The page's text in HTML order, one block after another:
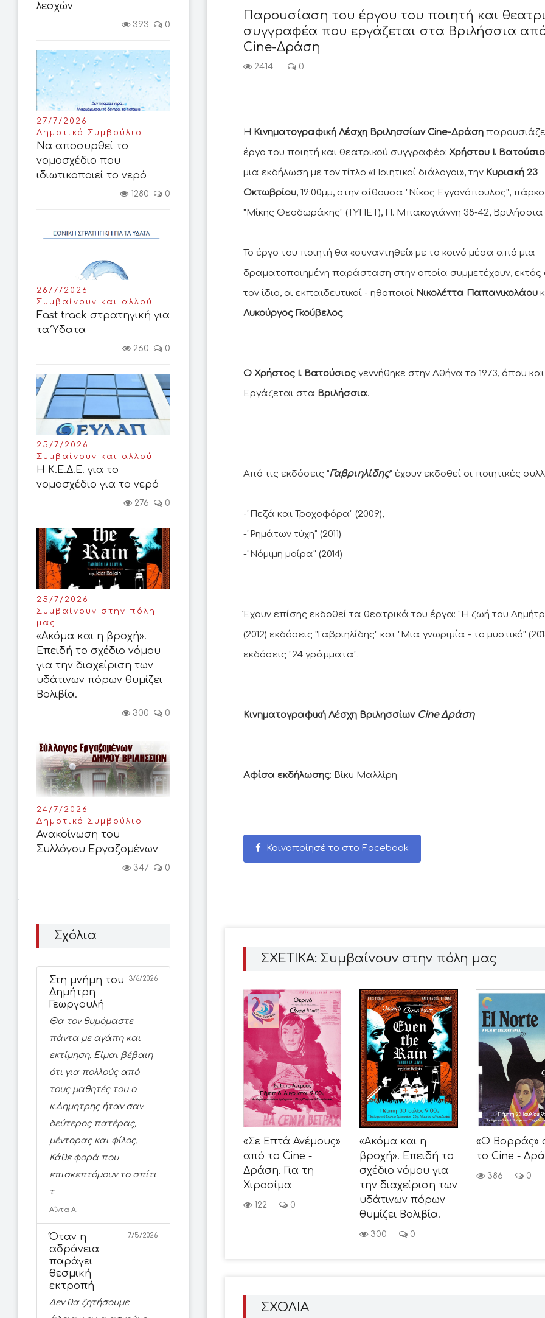
λεσχών
393 0
27/7/2026
Δημοτικό Συμβούλιο
Να αποσυρθεί το
νομοσχέδιο που
ιδιωτικοποιεί το νερό
1280 0
26/7/2026
Συμβαίνουν και αλλού
Fast track στρατηγική για
τα Ύδατα
260 0
25/7/2026
Συμβαίνουν και αλλού
Η Κ.Ε.Δ.Ε. για το
νομοσχέδιο για το νερό
276 0
25/7/2026
Συμβαίνουν στην πόλη
μας
«Ακόμα και η βροχή».
Επειδή το σχέδιο νόμου
για την διαχείριση των
υδάτινων πόρων θυμίζει
Βολιβία.
300 0
24/7/2026
Δημοτικό Συμβούλιο
Ανακοίνωση του
Συλλόγου Εργαζομένων
347 0
Σχόλια
Στη μνήμη του
Δημήτρη
Γεωργουλή
3/6/2026
Θα τον θυμόμαστε
πάντα με αγάπη και
εκτίμηση. Είμαι βέβαιη
ότι για πολλούς από
τους μαθητές του ο
κ.Δημητρης ήταν σαν
δεύτερος πατέρας,
μέντορας και φίλος.
Κάθε φορά που
επισκεπτόμουν το σπίτι
τ
Αΐντα Α.
Όταν η
αδράνεια
παράγει
θεσμική
εκτροπή
7/5/2026
Δεν θα ζητήσουμε
Παρουσίαση του έργου του ποιητή και
συγγραφέα που εργάζεται στα Βριλήσσια
Cine-Δράση
2414 0
Η Κινηματογραφική Λέσχη Βριλησσίων Cine-Δράση
έργο του ποιητή και θεατρικού συγγραφέα Χρήστου Ι.
μια εκδήλωση με τον τίτλο «Ποιητικοί διάλογοι», την Κυριακή 23
Οκτωβρίου, 19:00μμ, στην αίθουσα "Νίκος Εγγονόπουλος", πάρκο
"Μίκης Θεοδωράκης" (ΤΥΠΕΤ), Π. Μπακογιάννη 38-42, Βριλήσσια
Το έργο του ποιητή θα «συναντηθεί» με το κοινό μέσα από μια
δραματοποιημένη παράσταση στην οποία συμμετέχουν,
τον ίδιο, οι εκπαιδευτικοί - ηθοποιοί Νικολέττα Παπανικολάου
Λυκούργος Γκούβελος.
Ο Χρήστος Ι. Βατούσιος γεννήθηκε στην Αθήνα το 1973, όπου και
Εργάζεται στα Βριλήσσια.
Από τις εκδόσεις "Γαβριηλίδης" έχουν εκδοθεί οι ποιητικές
-"Πεζά και Τροχοφόρα" (2009),
-"Ρημάτων τύχη" (2011)
-"Νόμιμη μοίρα" (2014)
Έχουν επίσης εκδοθεί τα θεατρικά του έργα: "Η ζωή του
(2012) εκδόσεις "Γαβριηλίδης" και "Μια γνωριμία - το μυστικό"
εκδόσεις "24 γράμματα".
Κινηματογραφική Λέσχη Βριλησσίων Cine Δράση
Αφίσα εκδήλωσης: Βίκυ Μαλλίρη
Κοινοποίησέ το στο Facebook
ΣΧΕΤΙΚΑ: Συμβαίνουν στην πόλη μας
«Σε Επτά Ανέμους»
από το Cine -
Δράση. Για τη
Χιροσίμα
122 0
«Ακόμα και η
βροχή». Επειδή το
σχέδιο νόμου για
την διαχείριση των
υδάτινων πόρων
θυμίζει Βολιβία.
300 0
«Ο Βορράς»
το Cine -
386 0
ΣΧΟΛΙΑ